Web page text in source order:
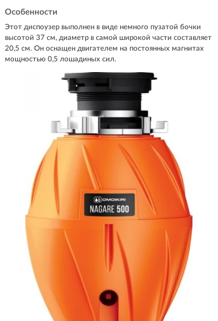
Особенности
Этот диспоузер выполнен в виде немного пузатой бочки
высотой 37 см, диаметр в самой широкой части составляет
20,5 см. Он оснащен двигателем на постоянных магнитах
мощностью 0,5 лошадиных сил.